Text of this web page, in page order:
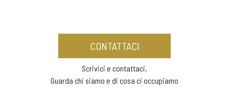
CONTATTACI
Scrivici e contattaci.
Guarda chi siamo e di cosa ci occupiamo